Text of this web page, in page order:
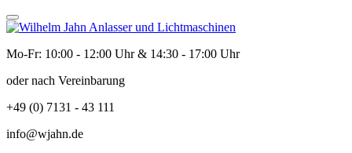
Mo-Fr: 10:00 - 12:00 Uhr & 14:30 - 17:00 Uhr
oder nach Vereinbarung
+49 (0) 7131 - 43 111
info@wjahn.de